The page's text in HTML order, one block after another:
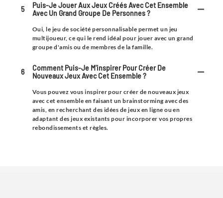
5
Puis-Je Jouer Aux Jeux Créés Avec Cet Ensemble
Avec Un Grand Groupe De Personnes ?
Oui, le jeu de société personnalisable permet un jeu
multijoueur, ce qui le rend idéal pour jouer avec un grand
groupe d'amis ou de membres de la famille.
6
Comment Puis-Je M'inspirer Pour Créer De
Nouveaux Jeux Avec Cet Ensemble ?
Vous pouvez vous inspirer pour créer de nouveaux jeux
avec cet ensemble en faisant un brainstorming avec des
amis, en recherchant des idées de jeux en ligne ou en
adaptant des jeux existants pour incorporer vos propres
rebondissements et règles.